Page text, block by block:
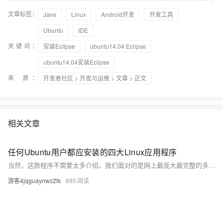
文章标签： Java Linux Android开发
开发工具
Ubuntu
IDE
关键词：
安装Eclipse
ubuntu14.04 Eclipse
ubuntu14.04安装Eclipse
来 源：
开发者社区 > 开发与运维 > 文章 > 正文
相关文章
任何Ubuntu用户都应安装的四大Linux应用程序
当然，这款程序不需要太多介绍。我们面对的是网上最庞大最完整的多媒体中心，由于丰富的插件，我们能够高度细化地定制其每一项功能。这是我们的Linux发行版不可或缺的必备软件。 我们可以通过运行以下命令来轻松安装Kodi：sudo apt install kodi。
游客4jqguaynwz2fs 695